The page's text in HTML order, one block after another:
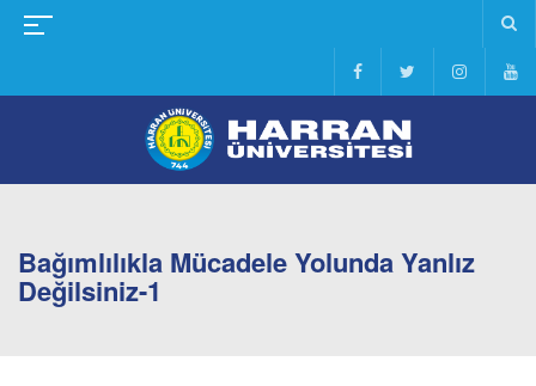
Bağımlılıkla Mücadele Yolunda Yanlız
Değilsiniz-1